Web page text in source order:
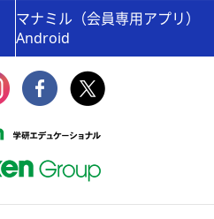
マナミル（会員専用アプリ）
Android